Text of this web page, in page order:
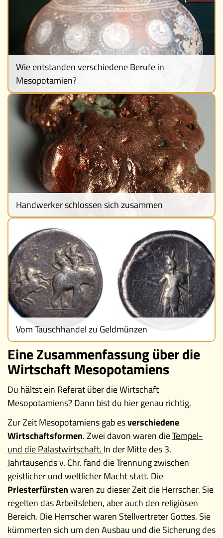
Wie entstanden verschiedene Berufe in
Mesopotamien?
Handwerker schlossen sich zusammen
Vom Tauschhandel zu Geldmünzen
Eine Zusammenfassung über die
Wirtschaft Mesopotamiens
Du hältst ein Referat über die Wirtschaft
Mesopotamiens? Dann bist du hier genau richtig.
Zur Zeit Mesopotamiens gab esverschiedene
Wirtschaftsformen. Zwei davon waren dieTempel-
und die Palastwirtschaft. In der Mitte des 3.
Jahrtausends v. Chr. fand die Trennung zwischen
geistlicher und weltlicher Macht statt. Die
Priesterfürstenwaren zu dieser Zeit die Herrscher. Sie
regelten das Arbeitsleben, aber auch den religiösen
Bereich. Die Herrscher waren Stellvertreter Gottes. Sie
kümmerten sich um den Ausbau und die Sicherung des